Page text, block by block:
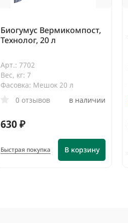
Биогумус Вермикомпост,
Технолог, 20 л
Арт.: 7702
Вес, кг: 7
Фасовка: Мешок 20 л
0 отзывов
в наличии
630 ₽
В корзину
Быстрая покупка